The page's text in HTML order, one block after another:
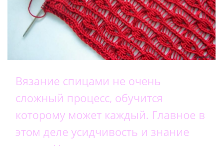
Вязание спицами не очень
сложный процесс, обучится
которому может каждый. Главное в
этом деле усидчивость и знание